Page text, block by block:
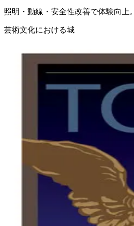
照明・動線・安全性改善で体験向上。
芸術文化における城